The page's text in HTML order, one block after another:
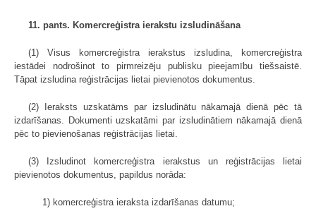
11. pants. Komercreģistra ierakstu izsludināšana
(1) Visus komercreģistra ierakstus izsludina, komercreģistra
iestādei nodrošinot to pirmreizēju publisku pieejamību tiešsaistē.
Tāpat izsludina reģistrācijas lietai pievienotos dokumentus.
(2) Ieraksts uzskatāms par izsludinātu nākamajā dienā pēc tā
izdarīšanas. Dokumenti uzskatāmi par izsludinātiem nākamajā dienā
pēc to pievienošanas reģistrācijas lietai.
(3) Izsludinot komercreģistra ierakstus un reģistrācijas lietai
pievienotos dokumentus, papildus norāda:
1) komercreģistra ieraksta izdarīšanas datumu;